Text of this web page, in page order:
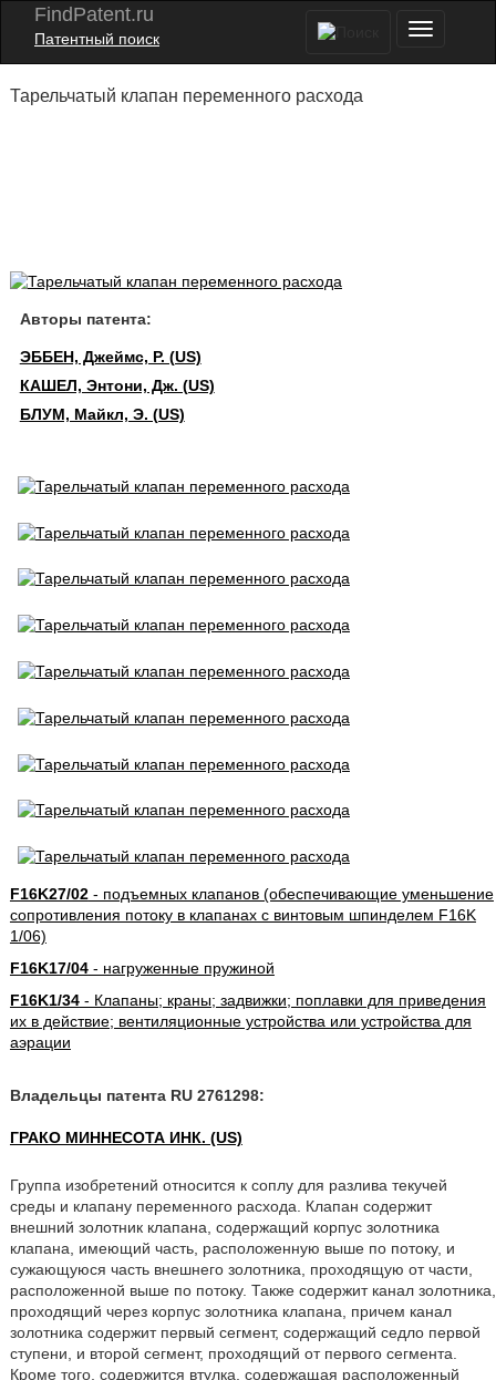
FindPatent.ru
Патентный поиск
Тарельчатый клапан переменного расхода
Авторы патента:
ЭББЕН, Джеймс, Р. (US)
КАШЕЛ, Энтони, Дж. (US)
БЛУМ, Майкл, Э. (US)
F16K27/02- подъемных клапанов (обеспечивающие уменьшение
сопротивления потоку в клапанах с винтовым шпинделем F16K
1/06)
F16K17/04- нагруженные пружиной
F16K1/34- Клапаны; краны; задвижки; поплавки для приведения
их в действие; вентиляционные устройства или устройства для
аэрации
Владельцы патента RU 2761298:
ГРАКО МИННЕСОТА ИНК. (US)
Группа изобретений относится к соплу для разлива текучей
среды и клапану переменного расхода. Клапан содержит
внешний золотник клапана, содержащий корпус золотника
клапана, имеющий часть, расположенную выше по потоку, и
сужающуюся часть внешнего золотника, проходящую от части,
расположенной выше по потоку. Также содержит канал золотника,
проходящий через корпус золотника клапана, причем канал
золотника содержит первый сегмент, содержащий седло первой
ступени, и второй сегмент, проходящий от первого сегмента.
Кроме того, содержится втулка, содержащая расположенный